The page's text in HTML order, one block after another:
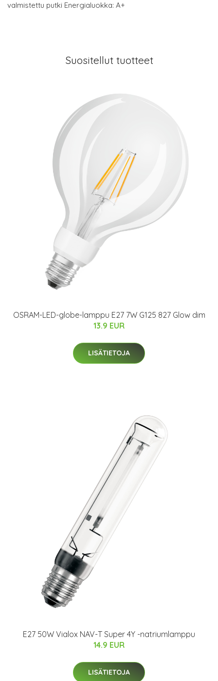
valmistettu putki Energialuokka: A+
Suositellut tuotteet
OSRAM-LED-globe-lamppu E27 7W G125 827 Glow dim
13.9 EUR
LISÄTIETOJA
E27 50W Vialox NAV-T Super 4Y -natriumlamppu
14.9 EUR
LISÄTIETOJA